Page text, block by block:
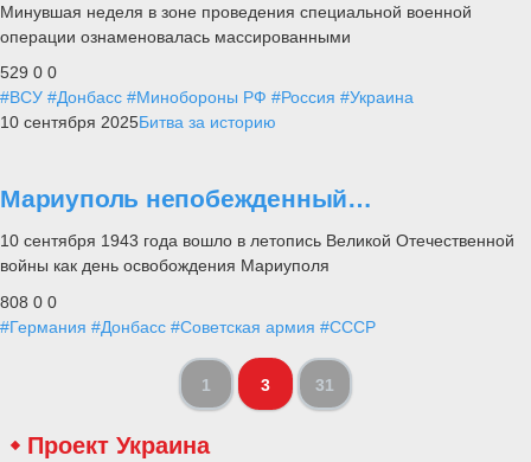
Минувшая неделя в зоне проведения специальной военной
операции ознаменовалась массированными
529 0 0
#ВСУ #Донбасс #Минобороны РФ #Россия #Украина
10 сентября 2025Битва за историю
Мариуполь непобежденный…
10 сентября 1943 года вошло в летопись Великой Отечественной
войны как день освобождения Мариуполя
808 0 0
#Германия #Донбасс #Советская армия #СССР
1 3 31
Проект Украина